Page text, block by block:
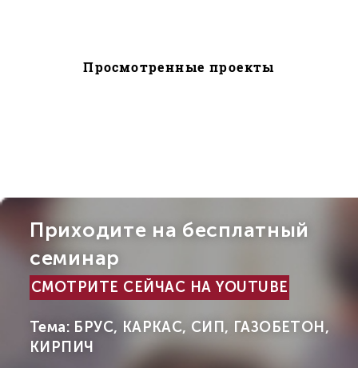
Просмотренные проекты
Приходите на бесплатный
семинар
СМОТРИТЕ СЕЙЧАС НА YOUTUBE
Тема: БРУС, КАРКАС, СИП, ГАЗОБЕТОН,
КИРПИЧ